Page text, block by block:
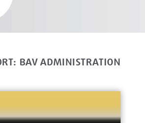
BAV ADMINISTRATION